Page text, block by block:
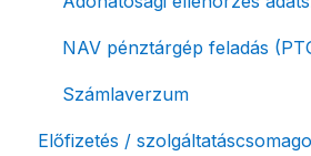
NAV pénztárgép feladás
Számlaverzum
Előfizetés /